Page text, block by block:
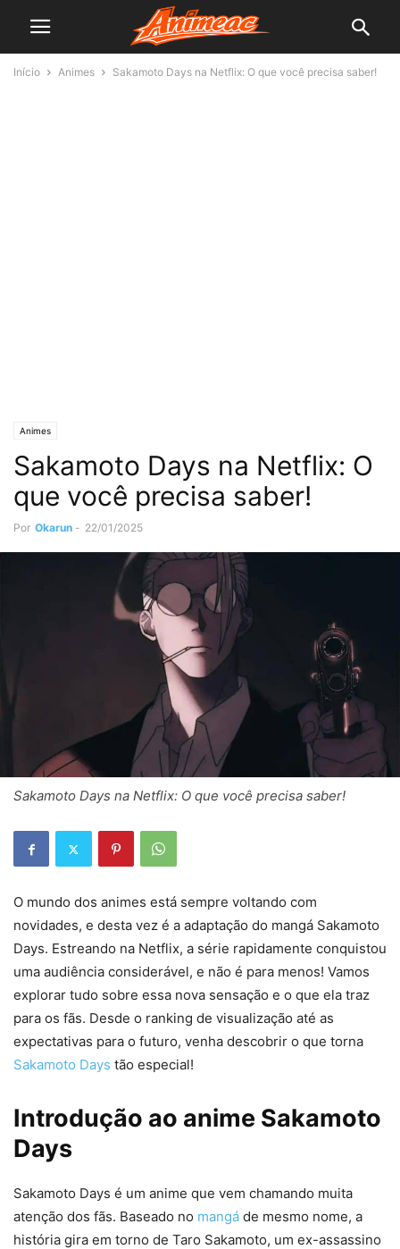
Início Animes Sakamoto Days na Netflix: O que você precisa saber!
Animes
Sakamoto Days na Netflix: O
que você precisa saber!
Por Okarun - 22/01/2025
Sakamoto Days na Netflix: O que você precisa saber!
O mundo dos animes está sempre voltando com
novidades, e desta vez é a adaptação do mangá Sakamoto
Days. Estreando na Netflix, a série rapidamente conquistou
uma audiência considerável, e não é para menos! Vamos
explorar tudo sobre essa nova sensação e o que ela traz
para os fãs. Desde o ranking de visualização até as
expectativas para o futuro, venha descobrir o que torna
Sakamoto Days tão especial!
Introdução ao anime Sakamoto
Days
Sakamoto Days é um anime que vem chamando muita
atenção dos fãs. Baseado no mangá de mesmo nome, a
história gira em torno de Taro Sakamoto, um ex-assassino